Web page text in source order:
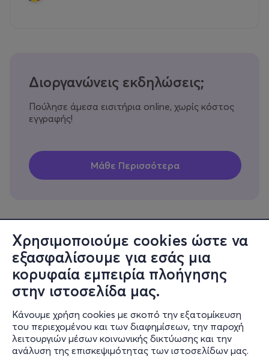
Χρησιμοποιούμε cookies ώστε να
εξασφαλίσουμε για εσάς μια
κορυφαία εμπειρία πλοήγησης
στην ιστοσελίδα μας.
Κάνουμε χρήση cookies με σκοπό την εξατομίκευση
του περιεχομένου και των διαφημίσεων, την παροχή
λειτουργιών μέσων κοινωνικής δικτύωσης και την
ανάλυση της επισκεψιμότητας των ιστοσελίδων μας.
Διοργανώνεις εκδηλώσεις;
Πούλησε άμεσα εισιτήρια online, χωρίς κόστος
εγγραφής!
Πληροφορίες
Υποστήριξη
Stay Connected